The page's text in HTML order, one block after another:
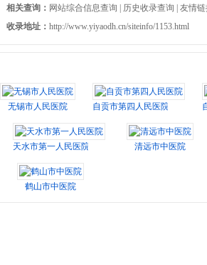
相关查询： 网站综合信息查询 历史收录查询 友情
收录地址： http://www.yiyaodh.cn/siteinfo/1153.html
无锡市人民医院 自贡市第四人民医院
天水市第一人民医院 清远市中医院
鹤山市中医院